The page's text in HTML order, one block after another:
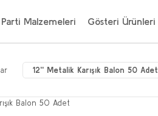
Parti Malzemeleri Gösteri Ürünleri
12'' Metalik Karışık Balon 50 Adet